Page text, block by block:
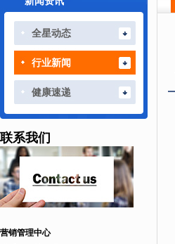
全星动态
行业新闻
健康速递
联系我们
营销管理中心